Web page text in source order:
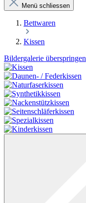
Menü schliessen
Bettwaren
Kissen
Bildergalerie überspringen